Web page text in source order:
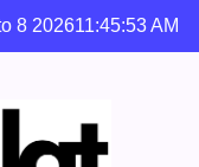
8 202611:45:54AM